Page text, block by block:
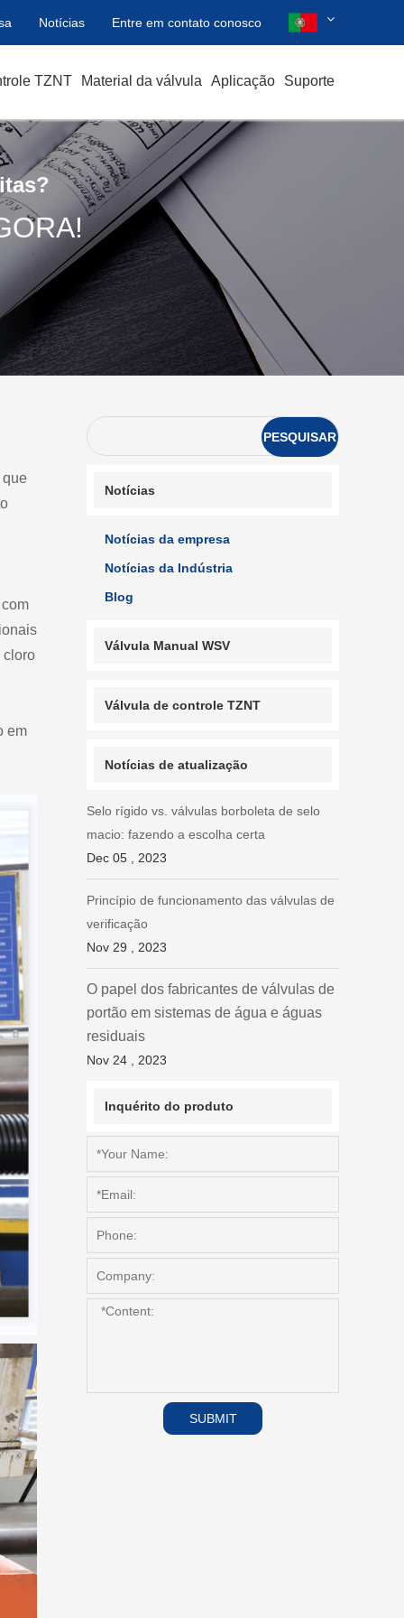
Notícias Entre em contato conosco
TZNT Material da válvula Aplicação Suporte
que
cloro
em
PESQUISAR
Notícias
Notícias da empresa
Notícias da Indústria
Blog
Válvula Manual WSV
Válvula de controle TZNT
Notícias de atualização
Selo rígido vs. válvulas borboleta de selo
macio: fazendo a escolha certa
Dec 05 , 2023
Princípio de funcionamento das válvulas de
verificação
Nov 29 , 2023
O papel dos fabricantes de válvulas de
portão em sistemas de água e águas
residuais
Nov 24 , 2023
Inquérito do produto
SUBMIT